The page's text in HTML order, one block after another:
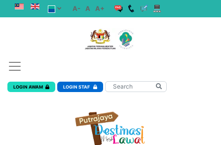
A- A A+
LOGIN AWAM LOGIN STAF